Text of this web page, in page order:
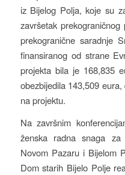
iz Bijelog Polja, koje su
završetak
prekogranične saradnje
finansiranog od strane
projekta bila je 168,835
obezbijedila 143,509
na projektu.
Na završnim
ženska radna snaga za
Novom Pazaru i Bijelom
Dom starih Bijelo Polje